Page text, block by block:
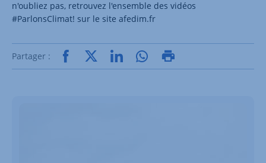
n'oubliez pas, retrouvez l'ensemble des vidéos
#ParlonsClimat! sur le site afedim.fr
Partager :